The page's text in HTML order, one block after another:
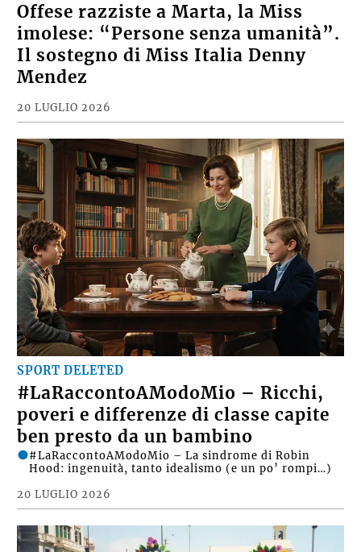
Offese razziste a Marta, la Miss
imolese: “Persone senza umanità”.
Il sostegno di Miss Italia Denny
Mendez
20 LUGLIO 2026
SPORT DELETED
#LaRaccontoAModoMio – Ricchi,
poveri e differenze di classe capite
ben presto da un bambino
20 LUGLIO 2026
#LaRaccontoAModoMio – La sindrome di Robin
Hood: ingenuità, tanto idealismo (e un po’ rompi…)